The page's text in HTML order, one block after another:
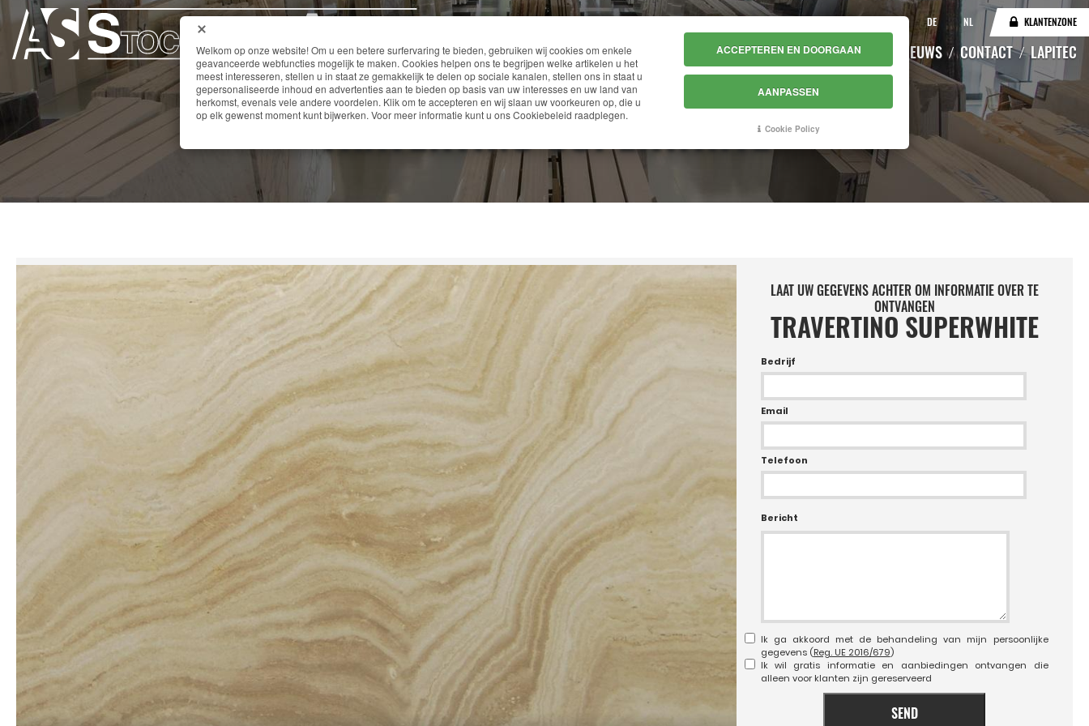
DE NL KLANTENZONE
HOME BEDRIJF CATALOGUS MAGAZIJN NIEUWS CONTACT LAPITEC
TRAVERTINO SUPERWHITE
LAAT UW GEGEVENS ACHTER OM INFORMATIE OVER TE
ONTVANGEN
TRAVERTINO SUPERWHITE
Bedrijf
Email
Telefoon
Bericht
Ik ga akkoord met de behandeling van mijn persoonlijke
gegevens (Reg. UE 2016/679)
Ik wil gratis informatie en aanbiedingen ontvangen die
alleen voor klanten zijn gereserveerd
SEND
Welkom op onze website! Om u een betere surfervaring te bieden, gebruiken wij cookies om enkele
geavanceerde webfuncties mogelijk te maken. Cookies helpen ons te begrijpen welke artikelen u het
meest interesseren, stellen u in staat ze gemakkelijk te delen op sociale kanalen, stellen ons in staat u
gepersonaliseerde inhoud en advertenties aan te bieden op basis van uw interesses en uw land van
herkomst, evenals vele andere voordelen. Klik om te accepteren en wij slaan uw voorkeuren op, die u
op elk gewenst moment kunt bijwerken. Voor meer informatie kunt u ons Cookiebeleid raadplegen.
ACCEPTEREN EN DOORGAAN
AANPASSEN
Cookie Policy